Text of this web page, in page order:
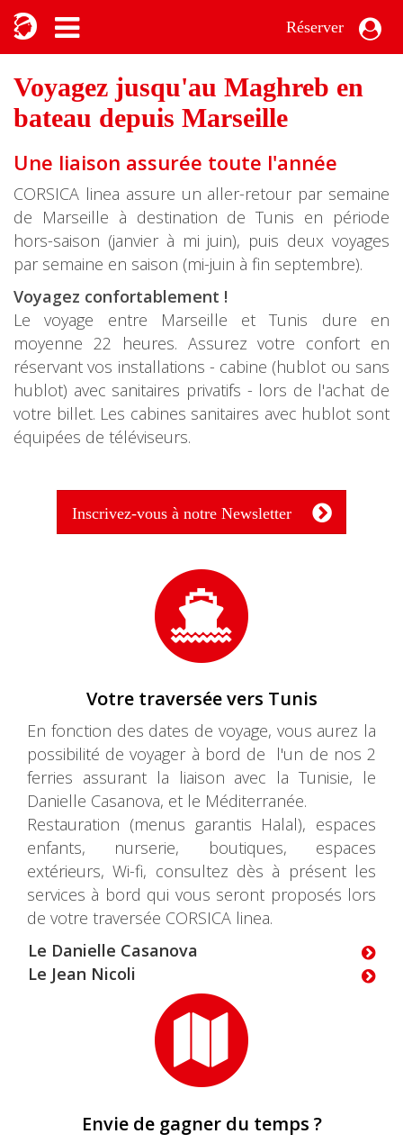
Réserver
Voyagez jusqu'au Maghreb en
bateau depuis Marseille
Une liaison assurée toute l'année
CORSICA linea assure un aller-retour par semaine
de Marseille à destination de Tunis en période
hors-saison (janvier à mi juin), puis deux voyages
par semaine en saison (mi-juin à fin septembre).
Voyagez confortablement !
Le voyage entre Marseille et Tunis dure en
moyenne 22 heures. Assurez votre confort en
réservant vos installations - cabine (hublot ou sans
hublot) avec sanitaires privatifs - lors de l'achat de
votre billet. Les cabines sanitaires avec hublot sont
équipées de téléviseurs.
Inscrivez-vous à notre Newsletter
Votre traversée vers Tunis
En fonction des dates de voyage, vous aurez la
possibilité de voyager à bord de l'un de nos 2
ferries assurant la liaison avec la Tunisie, le
Danielle Casanova, et le Méditerranée.
Restauration (menus garantis Halal), espaces
enfants, nurserie, boutiques, espaces
extérieurs, Wi-fi, consultez dès à présent les
services à bord qui vous seront proposés lors
de votre traversée CORSICA linea.
Le Danielle Casanova
Le Jean Nicoli
Envie de gagner du temps ?